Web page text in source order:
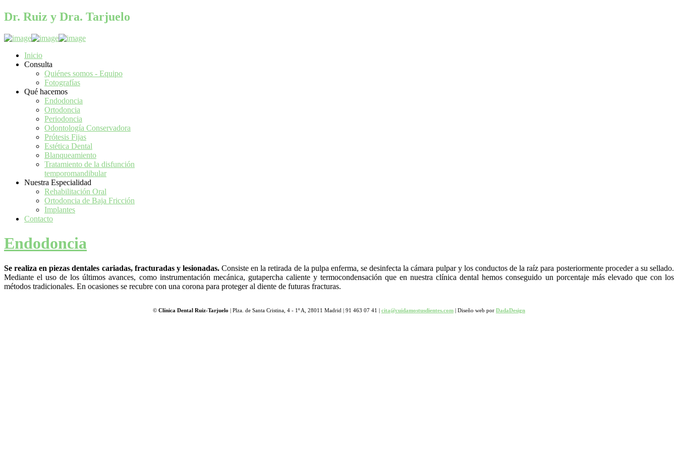
Dr. Ruiz y Dra. Tarjuelo
Inicio
Consulta
Quiénes somos - Equipo
Fotografías
Qué hacemos
Endodoncia
Ortodoncia
Periodoncia
Odontología Conservadora
Prótesis Fijas
Estética Dental
Blanqueamiento
Tratamiento de la disfunción
temporomandibular
Nuestra Especialidad
Rehabilitación Oral
Ortodoncia de Baja Fricción
Implantes
Contacto
Endodoncia
Se realiza en piezas dentales cariadas, fracturadas y lesionadas.Consiste en la retirada de la pulpa enferma, se desinfecta la cámara pulpar y los conductos de la raíz para posteriormente proceder a su sellado.
Mediante el uso de los últimos avances, como instrumentación mecánica, gutapercha caliente y termocondensación que en nuestra clínica dental hemos conseguido un porcentaje más elevado que con los
métodos tradicionales. En ocasiones se recubre con una corona para proteger al diente de futuras fracturas.
© Clínica Dental Ruiz-Tarjuelo | Plza. de Santa Cristina, 4 - 1º A, 28011 Madrid | 91 463 07 41 | cita@cuidamostusdientes.com | Diseño web por DadaDesign